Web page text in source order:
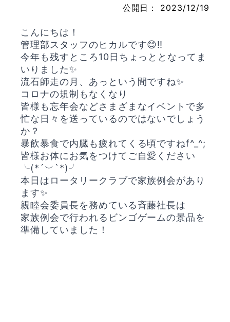
公開日： 2023/12/19
こんにちは！
管理部スタッフのヒカルです😊‼️
今年も残すところ10日ちょっととなってま
いりました✨
流石師走の月、あっという間ですね✨
コロナの規制もなくなり
皆様も忘年会などさまざまなイベントで多
忙な日々を送っているのではないでしょう
か？
暴飲暴食で内臓も疲れてくる頃ですねf^_^;
皆様お体にお気をつけてご自愛ください
╰(*´︶`*)╯
本日はロータリークラブで家族例会があり
ます✨
親睦会委員長を務めている斉藤社長は
家族例会で行われるビンゴゲームの景品を
準備していました！